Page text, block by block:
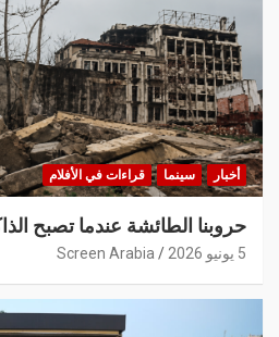
أخبار سينما قراءات في الأفلام
حروبنا الطائشة عندما تصبح
5 يونيو 2026 Screen Arabia